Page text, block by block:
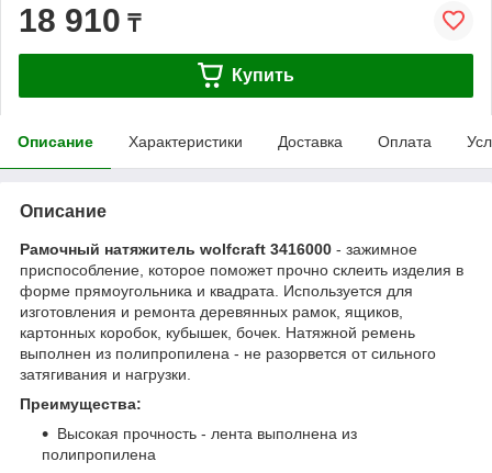
18 910 ₸
Купить
Описание Характеристики Доставка Оплата
Описание
Рамочный натяжитель wolfcraft 3416000 - зажимное
приспособление, которое поможет прочно склеить изделия в
форме прямоугольника и квадрата. Используется для
изготовления и ремонта деревянных рамок, ящиков,
картонных коробок, кубышек, бочек. Натяжной ремень
выполнен из полипропилена - не разорвется от сильного
затягивания и нагрузки.
Преимущества:
Высокая прочность - лента выполнена из
полипропилена